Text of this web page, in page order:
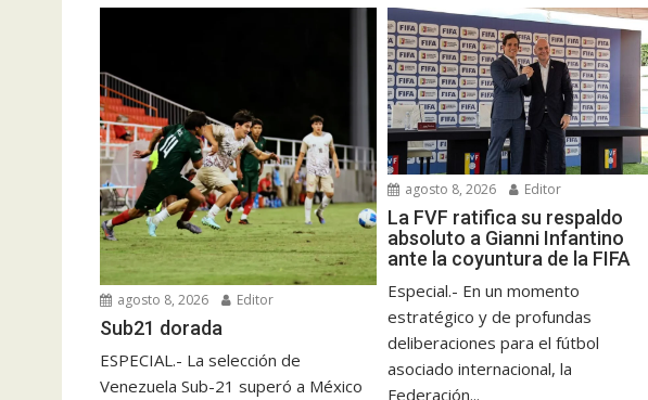
agosto 8, 2026 Editor
Sub21 dorada
ESPECIAL.- La selección de
Venezuela Sub-21 superó a México
agosto 8, 2026 Editor
La FVF ratifica su respaldo
absoluto a Gianni Infantino
ante la coyuntura de la FIFA
Especial.- En un momento
estratégico y de profundas
deliberaciones para el fútbol
asociado internacional, la
Federación...